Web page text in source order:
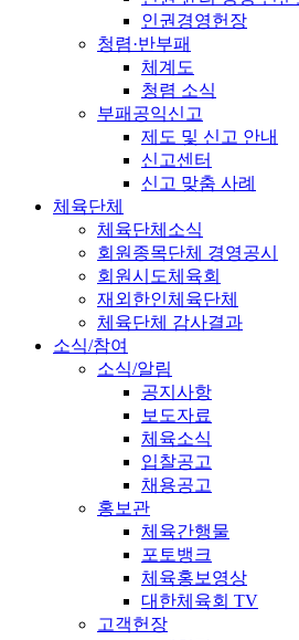
인권경영헌장
청렴·반부패
체계도
청렴 소식
부패공익신고
제도 및 신고 안내
신고센터
신고 맞춤 사례
체육단체
체육단체소식
회원종목단체 경영공시
회원시도체육회
재외한인체육단체
체육단체 감사결과
소식/참여
소식/알림
공지사항
보도자료
체육소식
입찰공고
채용공고
홍보관
체육간행물
포토뱅크
체육홍보영상
대한체육회 TV
고객헌장